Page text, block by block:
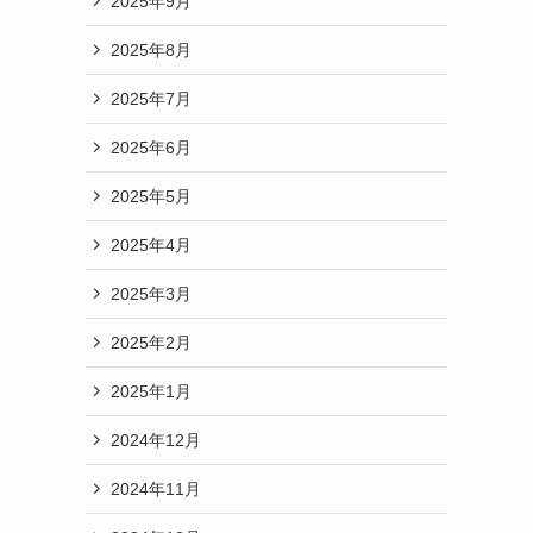
2025年8月
2025年7月
2025年6月
2025年5月
2025年4月
2025年3月
2025年2月
2025年1月
2024年12月
2024年11月